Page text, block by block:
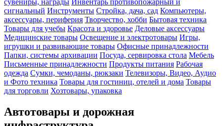
сувениры, награды Инвентарь противопожарный и
сигнальный Инструменты Стройка, дача, сад Компьютеры,
аксессуары, периферия Творчество, хобби Бытовая техника
Товары для учебы Красота и здоровье Деловые аксессуары
Медицинские товары Освещение и электротовары Игры,
игрушки и развивающие товары Офисные принадлежности
Папки, системы архивации Посуда, сервировка стола Мебель
Письменные принадлежности Продукты питания Рабочая
одежда Сумки, чемоданы, рюкзаки Телевизоры, Видео, Аудио
и Фото техника Товары для гостиниц, отелей и дома Товары
для торговли Хозтовары, упаковка
Автотовары и дорожная